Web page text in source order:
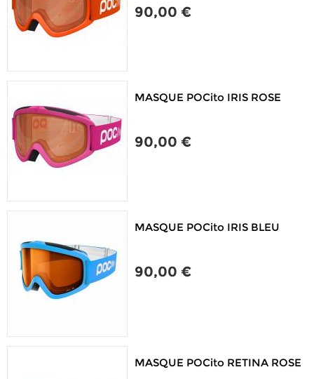
90,00 €
MASQUE POCito IRIS ROSE
90,00 €
MASQUE POCito IRIS BLEU
90,00 €
MASQUE POCito RETINA ROSE